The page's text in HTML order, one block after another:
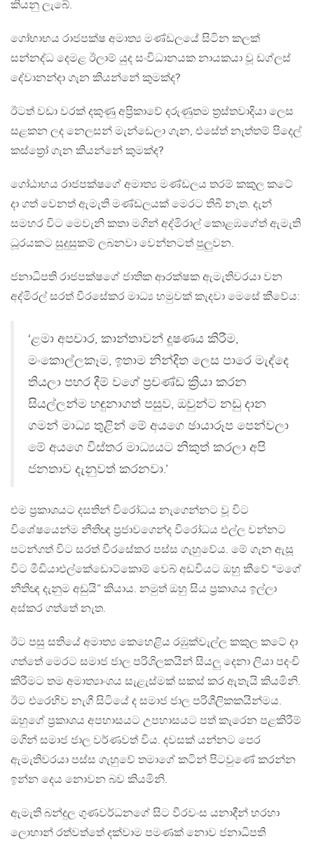
කියනු ලැබේ.
ගෝභාභය රාජපක්ෂ අමාත්‍ය මණ්ඩලයේ සිටින කලක්
සන්නද්ධ දෙමළ ඊලාම් යුද සංවිධානයක නායකයා වූ ඩග්ලස්
දේවානන්දා ගැන කියන්නේ කුමක්ද?
ඊටත් වඩා වරක් දකුණු අප්‍රිකාවේ දරුණුතම ත්‍රස්තවාදියා ලෙස
සළකන ලද නෙලසන් මැන්ඩෙලා ගැන, එසේත් නැත්තම් පිදෙල්
කස්ත්‍රෝ ගැන කියන්නේ කුමක්ද?
ගෝඨාභය රාජපක්ෂගේ අමාත්‍ය මණ්ඩලය තරම් කකුල කටේ
දා ගත් වෙනත් ඇමැති මණ්ඩලයක් මෙරට තිබී නැත. දැන්
සමහර විට මෙවැනි කතා මගින් අද්මිරාල් කොළඹගේත් ඇමැති
ධූරයකට සුදුසුකම් ලබනවා වෙන්නටත් පුලුවන.
ජනාධිපති රාජපක්ෂගේ ජාතික ආරක්ෂක ඇමැතිවරයා වන
අද්මිරල් සරත් වීරසේකර මාධ්‍ය හමුවක් කැදවා මෙසේ කීවේය‍:
‘ළමා අපචාර, කාන්තාවන් දූෂණය කිරීම,
මංකොල්ලකෑම, ඉතාම නින්දිත ලෙස පාරෙ මැද්දෙ
තියලා පහර දීම් වගේ ප්‍රචණ්ඩ ක්‍රියා කරන
සියල්ලන්ම හඳුනාගත් පසුව, ඔවුන්ට නඩු දාන
ගමන් මාධ්‍ය තුළින් මේ අයගෙ ඡායාරූප පෙන්වලා
මේ අයගෙ විස්තර මාධ්‍යයට නිකුත් කරලා අපි
ජනතාව දැනුවත් කරනවා.’
එම ප්‍රකාශයට දසතින් විරෝධය නැගෙන්නට වූ විට
විශේෂයෙන්ම නීතිඥ ප්‍රජාවගෙන්ද විරෝධය එල්ල වන්නට
පටන්ගත් විට සරත් වීරසේකර පස්ස ගැහුවේය. මේ ගැන ඇසූ
විට මීඩියාඑල්කේඩොට්කොම් වෙබ් අඩවියට ඔහු කීවේ “මගේ
නීතිඥ දැනුම අඩුයි” කියාය. නමුත් ඔහු සිය ප්‍රකාශය ඉල්ලා
අස්කර ගත්තේ නැත.
ඊට පසු සතියේ අමාත්‍ය කෙහෙළිය රඹුක්වැල්ල කකුල කටේ දා
ගත්තේ මෙරට සමාජ ජාල පරිශිලකයින් සියලු දෙනා ලියා පදංචි
කිරීමට තම අමාත්‍යාංශය සැළැස්මක් සකස් කර ඇතැයි කියමිනි.
ඊට එරෙහිව නැගී සිටියේ ද සමාජ ජාල පරිශීලිකකයින්මය.
ඔහුගේ ප්‍රකාශය අපහාසයට උපහාසයට පත් කැරෙන පළකිරීම්
මගින් සමාජ ජාල වර්ණවත් විය. දවසක් යන්නට පෙර
ඇමැතිවරයා පස්ස ගැහුවේ තමාගේ කටින් පිටවුණේ කරන්න
ඉන්න දෙය නොවන බව කියමිනි.
ඇමැති බන්දුල ගුණවර්ධනගේ සිට වීරවංස යනාදීන් හරහා
ලොහාන් රත්වත්තේ දක්වාම පමණක් නොව ජනාධිපති